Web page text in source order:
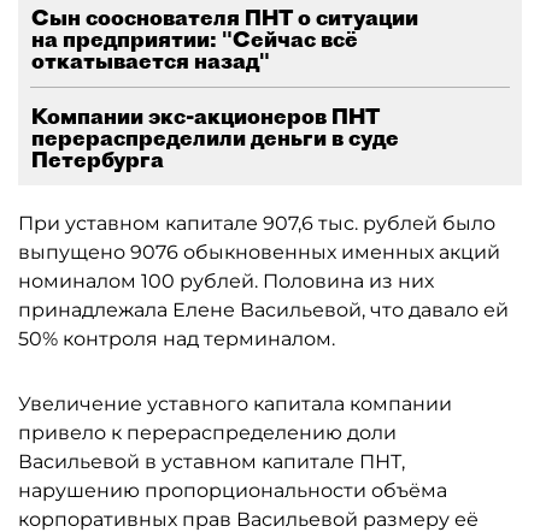
Сын сооснователя ПНТ о ситуации
на предприятии: "Сейчас всё
откатывается назад"
Компании экс-акционеров ПНТ
перераспределили деньги в суде
Петербурга
При уставном капитале 907,6 тыс. рублей было
выпущено 9076 обыкновенных именных акций
номиналом 100 рублей. Половина из них
принадлежала Елене Васильевой, что давало ей
50% контроля над терминалом.
Увеличение уставного капитала компании
привело к перераспределению доли
Васильевой в уставном капитале ПНТ,
нарушению пропорциональности объёма
корпоративных прав Васильевой размеру её